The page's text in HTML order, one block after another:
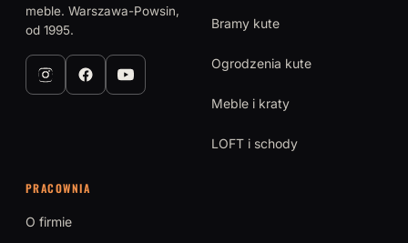
meble. Warszawa-Powsin,
od 1995.
Bramy kute
Ogrodzenia kute
Meble i kraty
LOFT i schody
PRACOWNIA
O firmie